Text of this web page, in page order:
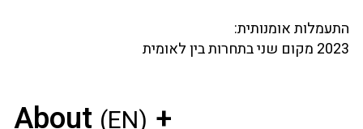
התעמלות אומנותית:
2023 מקום שני בתחרות בין לאומית
About (EN)